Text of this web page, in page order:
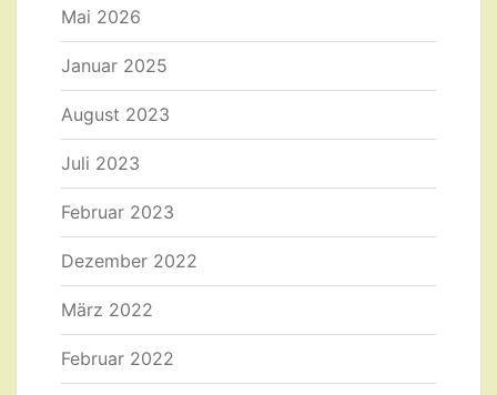
Mai 2026
Januar 2025
August 2023
Juli 2023
Februar 2023
Dezember 2022
März 2022
Februar 2022